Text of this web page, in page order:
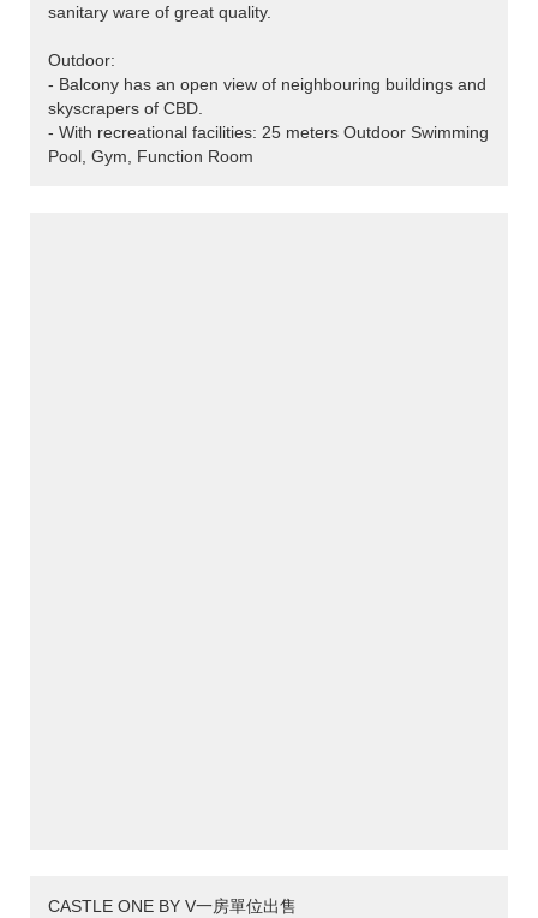
sanitary ware of great quality.
Outdoor:
- Balcony has an open view of neighbouring buildings and
skyscrapers of CBD.
- With recreational facilities: 25 meters Outdoor Swimming
Pool, Gym, Function Room
CASTLE ONE BY V一房單位出售